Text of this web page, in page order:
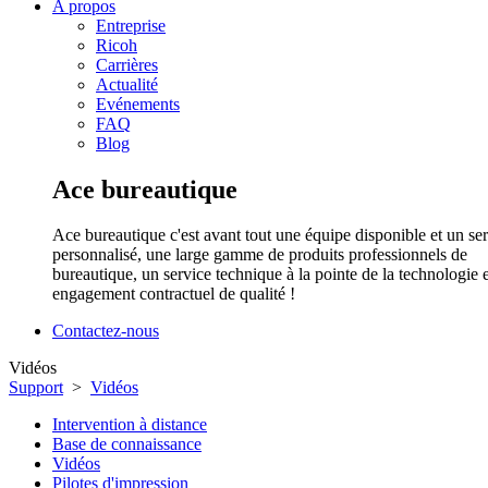
A propos
Entreprise
Ricoh
Carrières
Actualité
Evénements
FAQ
Blog
Ace bureautique
Ace bureautique c'est avant tout une équipe disponible et un
personnalisé, une large gamme de produits professionnels de
bureautique, un service technique à la pointe de la technologie
engagement contractuel de qualité !
Contactez-nous
Vidéos
Support> Vidéos
Intervention à distance
Base de connaissance
Vidéos
Pilotes d'impression